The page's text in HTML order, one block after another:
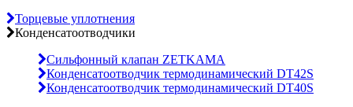
Торцевые уплотнения
Конденсатоотводчики
Сильфонный клапан ZETKAMA
Конденсатоотводчик термодинамический DT42S
Конденсатоотводчик термодинамический DT40S